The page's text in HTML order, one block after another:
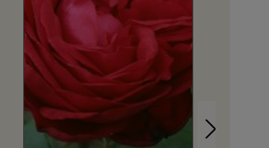
Prochain